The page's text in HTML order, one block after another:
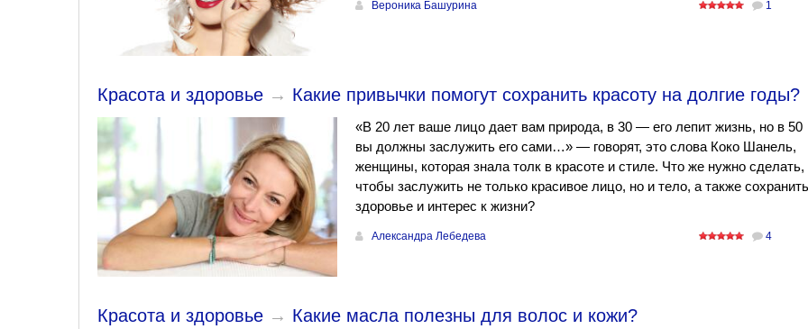
Вероника Башурина 1
Красота и здоровье → Какие привычки помогут сохранить красоту на долгие годы?
«В 20 лет ваше лицо дает вам природа, в 30 — его лепит жизнь, но в 50
вы должны заслужить его сами…» — говорят, это слова Коко Шанель,
женщины, которая знала толк в красоте и стиле. Что же нужно сделать,
чтобы заслужить не только красивое лицо, но и тело, а также сохранить
здоровье и интерес к жизни?
Александра Лебедева 4
Красота и здоровье → Какие масла полезны для волос и кожи?